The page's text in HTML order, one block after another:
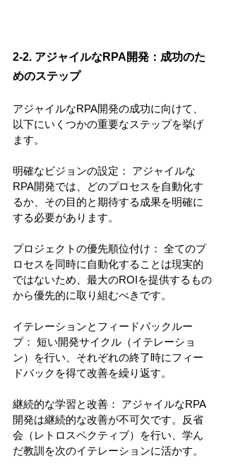
2-2. アジャイルなRPA開発：成功のた
めのステップ
アジャイルなRPA開発の成功に向けて、
以下にいくつかの重要なステップを挙げ
ます。
明確なビジョンの設定： アジャイルな
RPA開発では、どのプロセスを自動化す
るか、その目的と期待する成果を明確に
する必要があります。
プロジェクトの優先順位付け： 全てのプ
ロセスを同時に自動化することは現実的
ではないため、最大のROIを提供するもの
から優先的に取り組むべきです。
イテレーションとフィードバックルー
プ： 短い開発サイクル（イテレーショ
ン）を行い、それぞれの終了時にフィー
ドバックを得て改善を繰り返す。
継続的な学習と改善： アジャイルなRPA
開発は継続的な改善が不可欠です。反省
会（レトロスペクティブ）を行い、学ん
だ教訓を次のイテレーションに活かす。